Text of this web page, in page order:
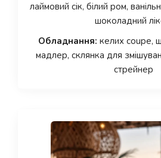
лаймовий сік, білий ром,
шоколадний
Обладнання: келих coupe,
мадлер, склянка для
стрейнер